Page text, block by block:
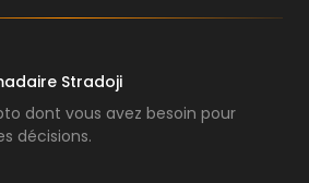
Stradoji
dont vous avez besoin pour
décisions.